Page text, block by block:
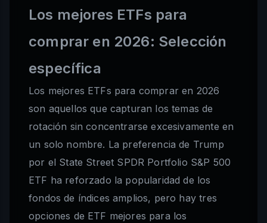
Los mejores ETFs para
comprar en 2026: Selección
específica
Los mejores ETFs para comprar en 2026
son aquellos que capturan los temas de
rotación sin concentrarse excesivamente en
un solo nombre. La preferencia de Trump
por el State Street SPDR Portfolio S&P 500
ETF ha reforzado la popularidad de los
fondos de índices amplios, pero hay tres
opciones de ETF mejores para los